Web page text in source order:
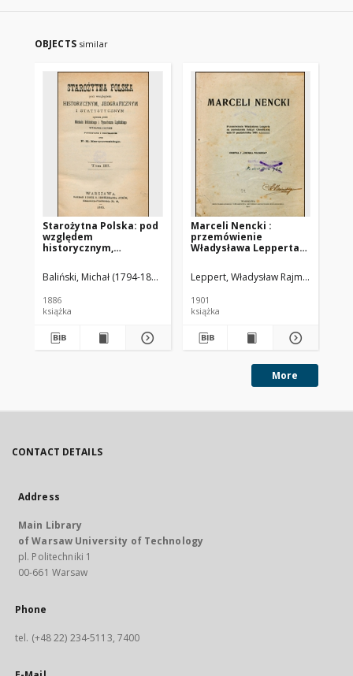
OBJECTS similar
Starożytna Polska: pod
względem
historycznym,
statystycznym. T. 3
Baliński, Michał (1794-1864) Lipiński, Tymoteusz (1797-1856)
1886
książka
Marceli Nencki :
przemówienie
Władysława Lepperta
Chemicznej dnia 19
października 1901 r.
Leppert, Władysław Rajmund
1901
książka
More
CONTACT DETAILS
Address
Main Library
of Warsaw University of Technology
pl. Politechniki 1
00-661 Warsaw
Phone
tel. (+48 22) 234-5113, 7400